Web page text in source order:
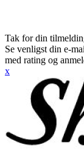
Tak for din
Se venligst din e-
med rating og
x